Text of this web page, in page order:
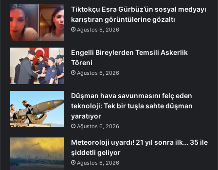
Tiktokçu Esra Gürbüz’ün sosyal medyayı
karıştıran görüntülerine gözaltı
Ağustos 6, 2026
Engelli Bireylerden Temsili Askerlik
Töreni
Ağustos 6, 2026
Düşman hava savunmasını felç eden
teknoloji: Tek bir tuşla sahte düşman
yaratıyor
Ağustos 6, 2026
Meteoroloji uyardı! 21 yıl sonra ilk… 35 ile
şiddetli geliyor
Ağustos 6, 2026